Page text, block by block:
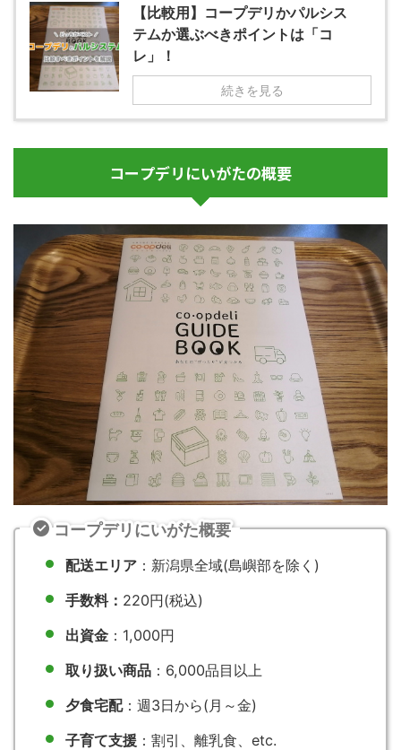
【比較用】コープデリかパルシス
テムか選ぶべきポイントは「コ
レ」！
続きを見る
コープデリにいがたの概要
コープデリにいがた概要
配送エリア ：新潟県全域(島嶼部を除く)
手数料： 220円(税込)
出資金 ：1,000円
取り扱い商品 ：6,000品目以上
夕食宅配：週3日から(月～金)
子育て支援 ：割引、離乳食、etc.